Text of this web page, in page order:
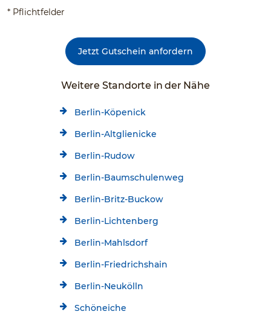
* Pflichtfelder
Jetzt Gutschein anfordern
Weitere Standorte in der Nähe
Berlin-Köpenick
Berlin-Altglienicke
Berlin-Rudow
Berlin-Baumschulenweg
Berlin-Britz-Buckow
Berlin-Lichtenberg
Berlin-Mahlsdorf
Berlin-Friedrichshain
Berlin-Neukölln
Schöneiche